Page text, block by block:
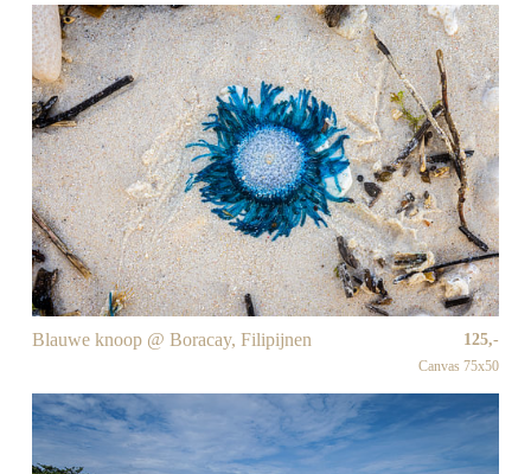
Blauwe knoop @ Boracay, Filipijnen 125,-
Canvas 75x50